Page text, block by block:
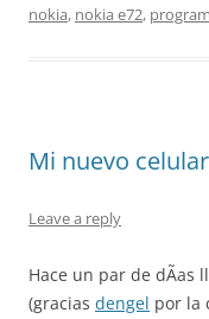
nokia, nokia e72,
Mi nuevo
Leave a reply
Hace un par de dÃ­as
(gracias dengel por la